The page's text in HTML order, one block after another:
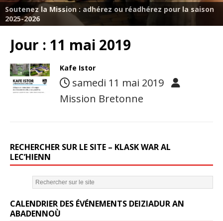
Soutenez la Mission : adhérez ou réadhérez pour la saison
2025-2026
Jour : 11 mai 2019
Kafe Istor
samedi 11 mai 2019
Mission Bretonne
RECHERCHER SUR LE SITE – KLASK WAR AL
LEC’HIENN
CALENDRIER DES ÉVÉNEMENTS DEIZIADUR AN
ABADENNOÙ